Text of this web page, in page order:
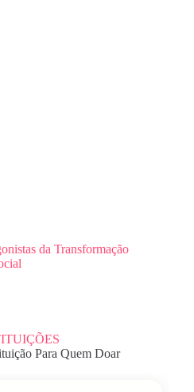
da Transformação
Para Quem Doar